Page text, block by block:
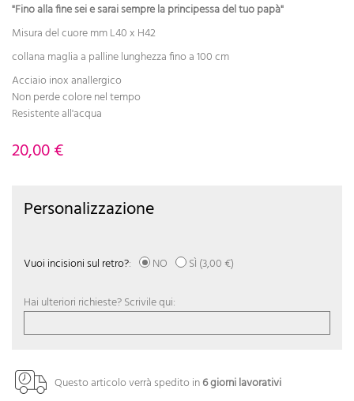
"Fino alla fine sei e sarai sempre la principessa del tuo papà"
Misura del cuore mm L40 x H42
collana maglia a palline lunghezza fino a 100 cm
Acciaio inox anallergico
Non perde colore nel tempo
Resistente all'acqua
20,00 €
Personalizzazione
Vuoi incisioni sul retro?: NO SÌ (3,00 €)
Hai ulteriori richieste? Scrivile qui:
Questo articolo verrà spedito in6 giorni lavorativi